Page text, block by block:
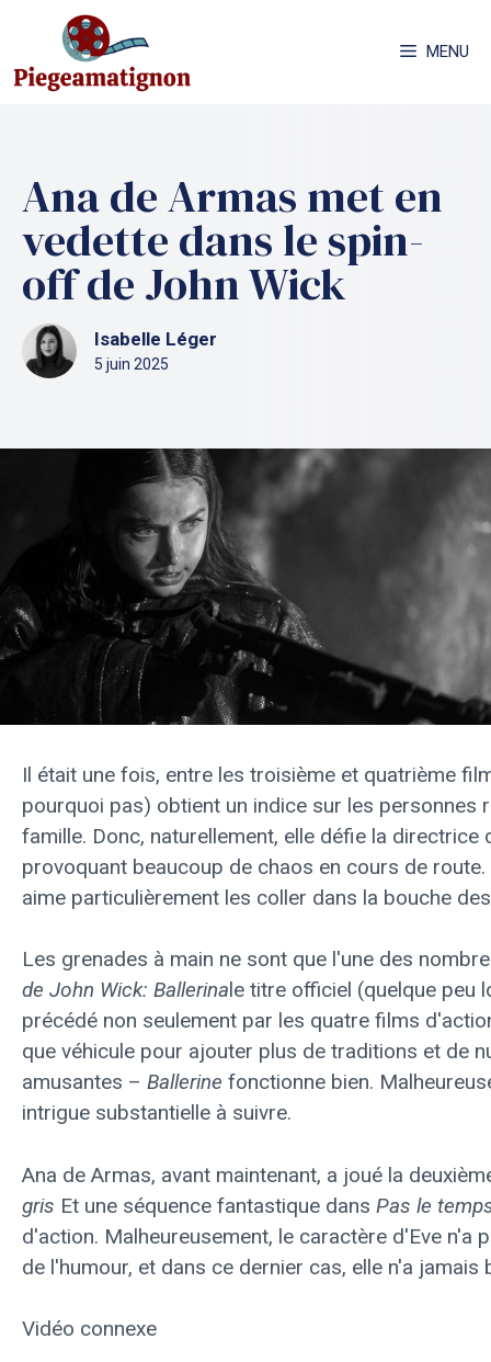
contenu
MENU
Ana de Armas met en
vedette dans le spin-
off de John Wick
Isabelle Léger
5 juin 2025
Il était une fois, entre les troisième et quatrième
pourquoi pas) obtient un indice sur les
famille. Donc, naturellement, elle défie la
provoquant beaucoup de chaos en cours de
aime particulièrement les coller dans la bouche
Les grenades à main ne sont que l'une des
de John Wick: Ballerinale titre officiel (quelque
précédé non seulement par les quatre films
que véhicule pour ajouter plus de traditions et de
amusantes – Ballerine fonctionne bien.
intrigue substantielle à suivre.
Ana de Armas, avant maintenant, a joué la
gris Et une séquence fantastique dans Pas le
d'action. Malheureusement, le caractère d'Eve n'a
de l'humour, et dans ce dernier cas, elle n'a
Vidéo connexe